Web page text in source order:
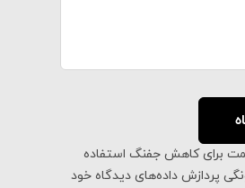
برای کاهش جفنگ استفاده
پردازش داده‌های دیدگاه خود